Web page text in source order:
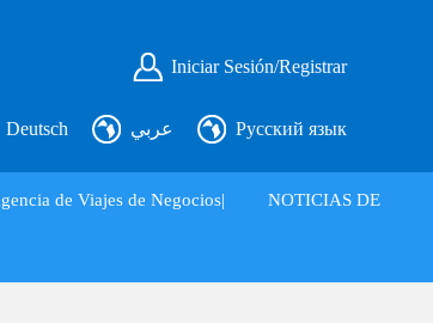
Iniciar Sesión/Registrar
Deutsch عربي Русский язык
de Viajes de Negocios| NOTICIAS DE